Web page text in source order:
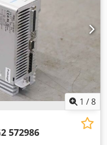
1 /8
572986